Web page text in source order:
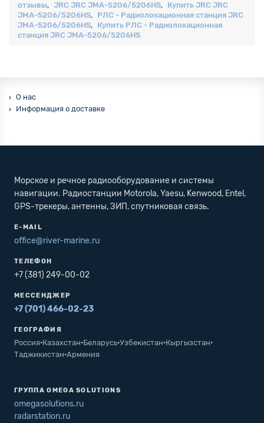
отзывы, JRC JRC JMA-5206/5206HS, Купить JRC JRC
JMA-5206/5206HS, РЛС - Радиолокационная станция JRC
JMA-5206/5206HS, Купить РЛС - Радиолокационная
станция JRC JMA-5206/5206HS
О нас
Информация о доставке
Морское и речное радиооборудование и системы
навигации. Радиостанции Motorola, Yaesu, Kenwood, Entel,
GPS-трекеры, антенны, ЗИП, спутниковая связь.
E-MAIL
office@river-marine.ru
ТЕЛЕФОН
+7 (381) 249-00-02
МЕССЕНДЖЕР
+7 (701) 466-02-23
ГЕОГРАФИЯ
Россия·Казахстан·Беларусь·Узбекистан·Кыргызстан·
Таджикистан·Армения
ГРУППА OMEGA SOLUTIONS
omegasolutions.ru
radarstation.ru